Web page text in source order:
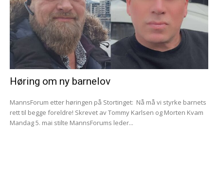
Høring om ny barnelov
MannsForum etter høringen på Stortinget: Nå må vi styrke barnets
rett til begge foreldre! Skrevet av Tommy Karlsen og Morten Kvam
Mandag 5. mai stilte MannsForums leder...